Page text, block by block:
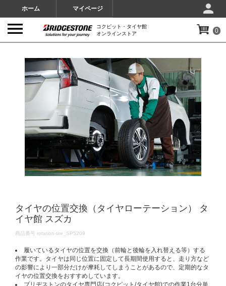
ホーム マイページ
コクピット・タイヤ館
オンラインストア
0
タイヤの位置交換（タイヤローテーション） タ
イヤ館 スズカ
DETAILS
商品番号 rotation-tire_SP5209
履いているタイヤの位置を交換（前輪と後輪を入れ替える等）する
作業です。タイヤは同じ位置に固定して長期間使用すると、走り方など
の影響により一部分だけが摩耗してしまうことがあるので、定期的なタ
イヤの位置交換をおすすめしています。